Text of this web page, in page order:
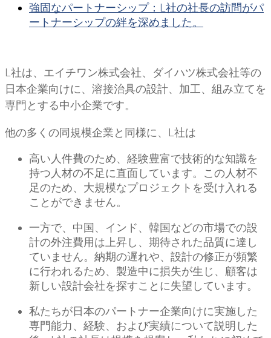
強固なパートナーシップ：L社の社長の訪問がパ
ートナーシップの絆を深めました。
L社は、エイチワン株式会社、ダイハツ株式会社等の
日本企業向けに、溶接治具の設計、加工、組み立てを
専門とする中小企業です。
他の多くの同規模企業と同様に、L社は
高い人件費のため、経験豊富で技術的な知識を
持つ人材の不足に直面しています。この人材不
足のため、大規模なプロジェクトを受け入れる
ことができません。
一方で、中国、インド、韓国などの市場での設
計の外注費用は上昇し、期待された品質に達し
ていません。納期の遅れや、設計の修正が頻繁
に行われるため、製造中に損失が生じ、顧客は
新しい設計会社を探すことに失望しています。
私たちが日本のパートナー企業向けに実施した
専門能力、経験、および実績について説明した